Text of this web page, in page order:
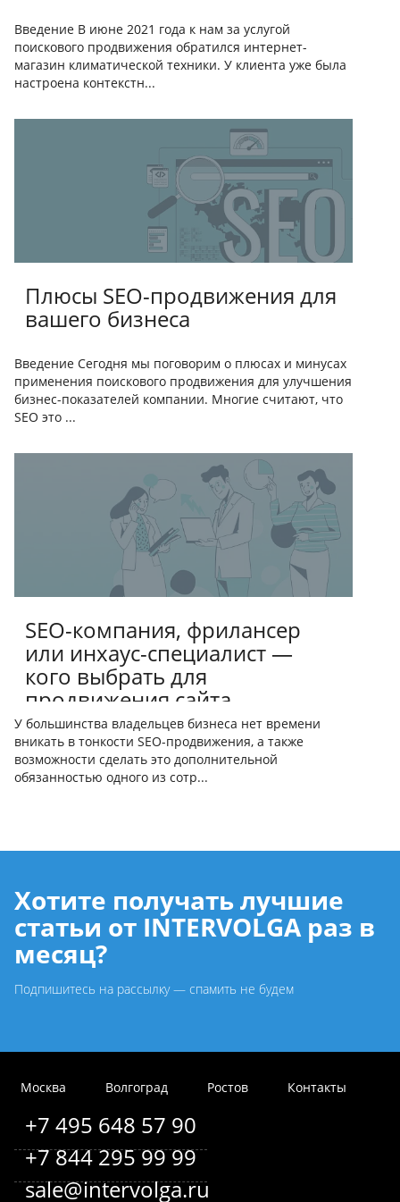
Введение В июне 2021 года к нам за услугой
поискового продвижения обратился интернет-
магазин климатической техники. У клиента уже была
настроена контекстн...
Плюсы SEO-продвижения для
вашего бизнеса
Введение Сегодня мы поговорим о плюсах и минусах
применения поискового продвижения для улучшения
бизнес-показателей компании. Многие считают, что
SEO это ...
SEO-компания, фрилансер
или инхаус-специалист —
кого выбрать для
продвижения сайта
У большинства владельцев бизнеса нет времени
вникать в тонкости SEO-продвижения, а также
возможности сделать это дополнительной
обязанностью одного из сотр...
Хотите получать лучшие
статьи от INTERVOLGA раз в
месяц?
Подпишитесь на рассылку — спамить не будем
Москва Волгоград Ростов Контакты
+7 495 648 57 90
+7 844 295 99 99
sale@intervolga.ru